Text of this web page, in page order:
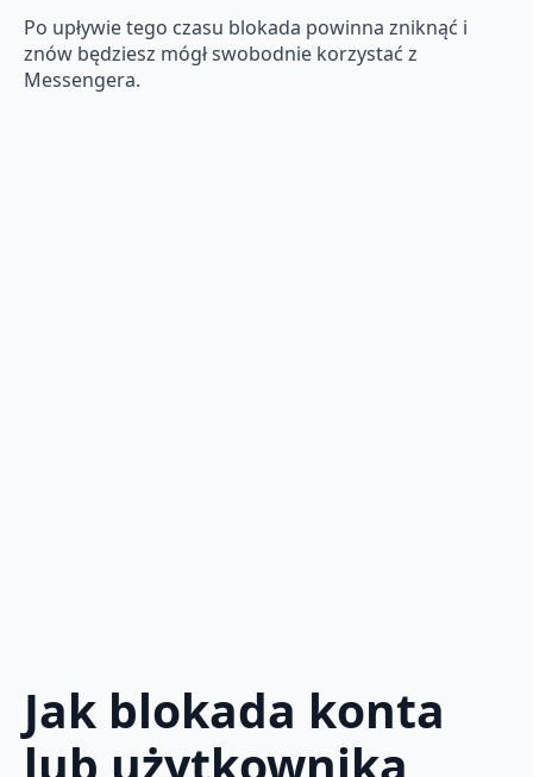
Po upływie tego czasu blokada powinna zniknąć i
znów będziesz mógł swobodnie korzystać z
Messengera.
Jak blokada konta